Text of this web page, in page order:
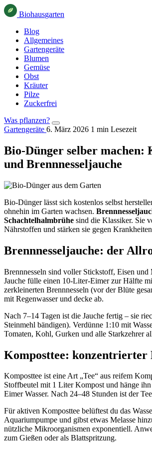
Biohausgarten
Blog
Allgemeines
Gartengeräte
Blumen
Gemüse
Obst
Kräuter
Pilze
Zuckerfrei
Was pflanzen?
Gartengeräte 6. März 2026 1 min Lesezeit
Bio-Dünger selber machen:
und Brennnesseljauche
Bio-Dünger lässt sich kostenlos selbst
ohnehin im Garten wachsen.
Schachtelhalmbrühe sind die Klassiker. Sie
Nährstoffen und stärken sie gegen
Brennnesseljauche: der
Brennnesseln sind voller Stickstoff, Eisen
Jauche fülle einen 10-Liter-Eimer zur Hälfte
zerkleinerten Brennnesseln (vor der Blüte
mit Regenwasser und decke ab.
Nach 7–14 Tagen ist die Jauche fertig – sie
Steinmehl bändigen). Verdünne 1:10 mit
Tomaten, Kohl, Gurken und alle Starkzehrer
Komposttee: konzentrierter
Komposttee ist eine Art „Tee“ aus reifem
Stoffbeutel mit 1 Liter Kompost und hänge
Eimer Wasser. Nach 24–48 Stunden ist der
Für aktiven Komposttee belüftest du das
Aquariumpumpe und gibst etwas Melasse
nützliche Mikroorganismen exponentiell.
zum Gießen oder als Blattspritzung.